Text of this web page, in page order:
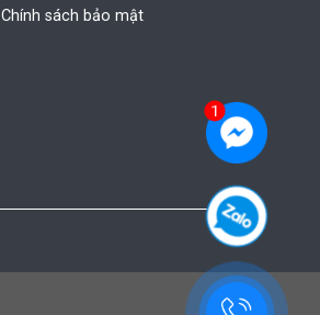
Chính sách bảo mật